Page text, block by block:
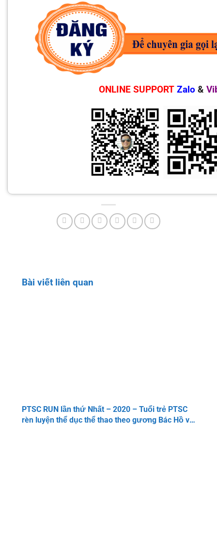
ONLINE SUPPORT Zalo &
Bài viết liên quan
PTSC RUN lần thứ Nhất – 2020 – Tuổi trẻ PTSC
rèn luyện thể dục thể thao theo gương Bác Hồ vĩ